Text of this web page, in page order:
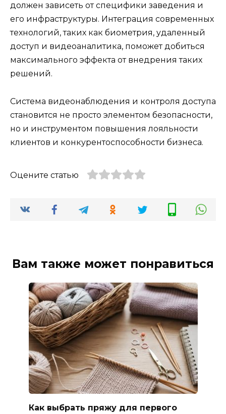
должен зависеть от специфики заведения и
его инфраструктуры. Интеграция современных
технологий, таких как биометрия, удаленный
доступ и видеоаналитика, поможет добиться
максимального эффекта от внедрения таких
решений.
Система видеонаблюдения и контроля доступа
становится не просто элементом безопасности,
но и инструментом повышения лояльности
клиентов и конкурентоспособности бизнеса.
Оцените статью
Вам также может понравиться
Как выбрать пряжу для первого